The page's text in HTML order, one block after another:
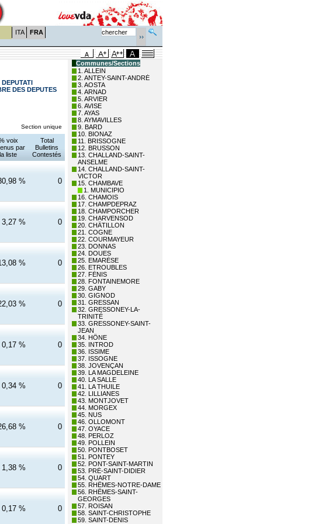
ITA FRA
DES DEPUTES
Section unique
voix
par
la liste
Total
Bulletins
Contestés
% 0
3,27 % 0
% 0
% 0
0,17 % 0
0,34 % 0
% 0
1,38 % 0
0,17 % 0
Communes/Sections
1. ALLEIN
2. ANTEY-SAINT-ANDRÉ
3. AOSTA
4. ARNAD
5. ARVIER
6. AVISE
7. AYAS
8. AYMAVILLES
9. BARD
10. BIONAZ
11. BRISSOGNE
12. BRUSSON
13. CHALLAND-SAINT-
ANSELME
14. CHALLAND-SAINT-
VICTOR
15. CHAMBAVE
1. MUNICIPIO
16. CHAMOIS
17. CHAMPDEPRAZ
18. CHAMPORCHER
19. CHARVENSOD
20. CHÂTILLON
21. COGNE
22. COURMAYEUR
23. DONNAS
24. DOUES
25. EMARÈSE
26. ETROUBLES
27. FÉNIS
28. FONTAINEMORE
29. GABY
30. GIGNOD
31. GRESSAN
32. GRESSONEY-LA-
TRINITÉ
33. GRESSONEY-SAINT-
JEAN
34. HÔNE
35. INTROD
36. ISSIME
37. ISSOGNE
38. JOVENÇAN
39. LA MAGDELEINE
40. LA SALLE
41. LA THUILE
42. LILLIANES
43. MONTJOVET
44. MORGEX
45. NUS
46. OLLOMONT
47. OYACE
48. PERLOZ
49. POLLEIN
50. PONTBOSET
51. PONTEY
52. PONT-SAINT-MARTIN
53. PRÉ-SAINT-DIDIER
54. QUART
55. RHÊMES-NOTRE-DAME
56. RHÊMES-SAINT-
GEORGES
57. ROISAN
58. SAINT-CHRISTOPHE
59. SAINT-DENIS